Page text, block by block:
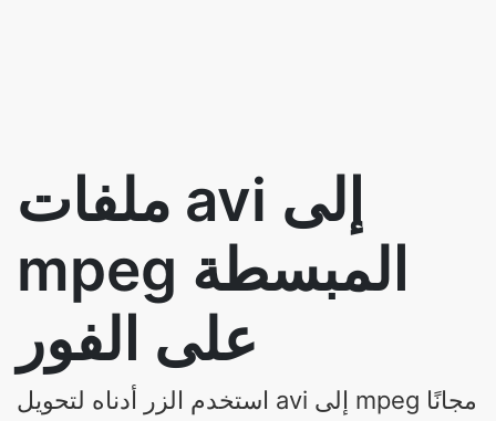
ملفات avi إلى
mpeg المبسطة
على الفور
استخدم الزر أدناه لتحويل avi إلى mpeg مجانًا